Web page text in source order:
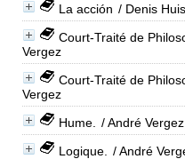
La acción / Denis
Court-Traité de
Vergez
Court-Traité de
Vergez
Hume.
/ André Vergez
Logique.
/ André